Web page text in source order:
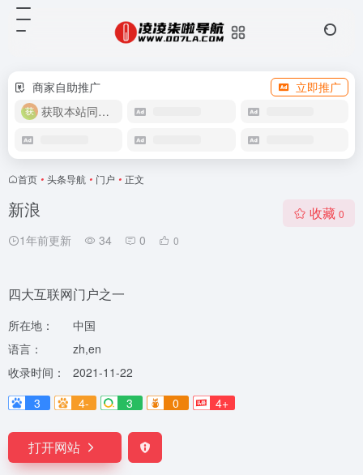
商家自助推广
立即推广
获取本站同款主题
首页 • 头条导航 • 门户 • 正文
新浪
1年前更新 34 0 0
收藏 0
四大互联网门户之一
所在地：
中国
语言：
zh,en
收录时间：
2021-11-22
3
4- 3 0 4+
打开网站